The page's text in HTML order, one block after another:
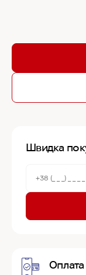
Pro 6-1/
Швидка
Оплата